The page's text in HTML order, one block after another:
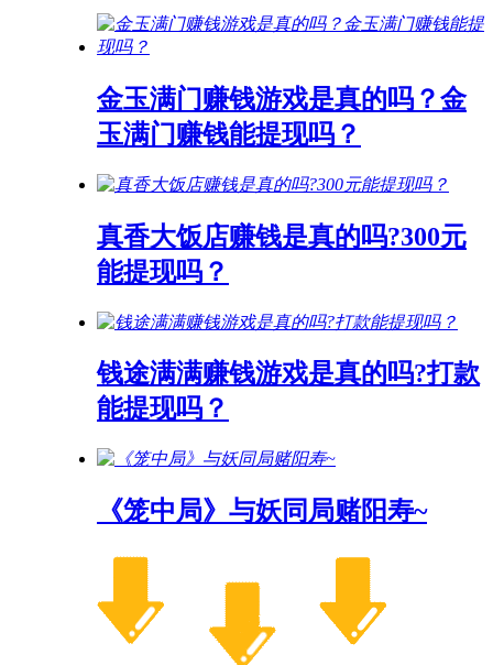
金玉满门赚钱游戏是真的吗？金
玉满门赚钱能提现吗？
真香大饭店赚钱是真的吗?300元
能提现吗？
钱途满满赚钱游戏是真的吗?打款
能提现吗？
《笼中局》与妖同局赌阳寿~